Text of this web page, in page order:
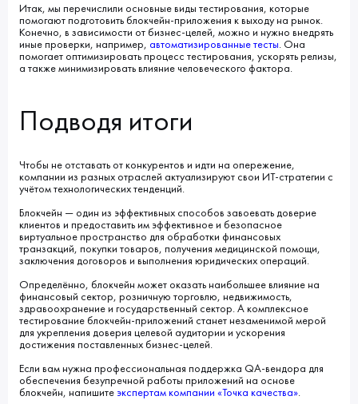
Итак, мы перечислили основные виды тестирования, которые
помогают подготовить блокчейн-приложения к выходу на рынок.
Конечно, в зависимости от бизнес-целей, можно и нужно внедрять
иные проверки, например, автоматизированные тесты. Она
помогает оптимизировать процесс тестирования, ускорять релизы,
а также минимизировать влияние человеческого фактора.
Подводя итоги
Чтобы не отставать от конкурентов и идти на опережение,
компании из разных отраслей актуализируют свои ИТ-стратегии с
учётом технологических тенденций.
Блокчейн ― один из эффективных способов завоевать доверие
клиентов и предоставить им эффективное и безопасное
виртуальное пространство для обработки финансовых
транзакций, покупки товаров, получения медицинской помощи,
заключения договоров и выполнения юридических операций.
Определённо, блокчейн может оказать наибольшее влияние на
финансовый сектор, розничную торговлю, недвижимость,
здравоохранение и государственный сектор. А комплексное
тестирование блокчейн-приложений станет незаменимой мерой
для укрепления доверия целевой аудитории и ускорения
достижения поставленных бизнес-целей.
Если вам нужна профессиональная поддержка QA-вендора для
обеспечения безупречной работы приложений на основе
блокчейн, напишите экспертам компании «Точка качества».